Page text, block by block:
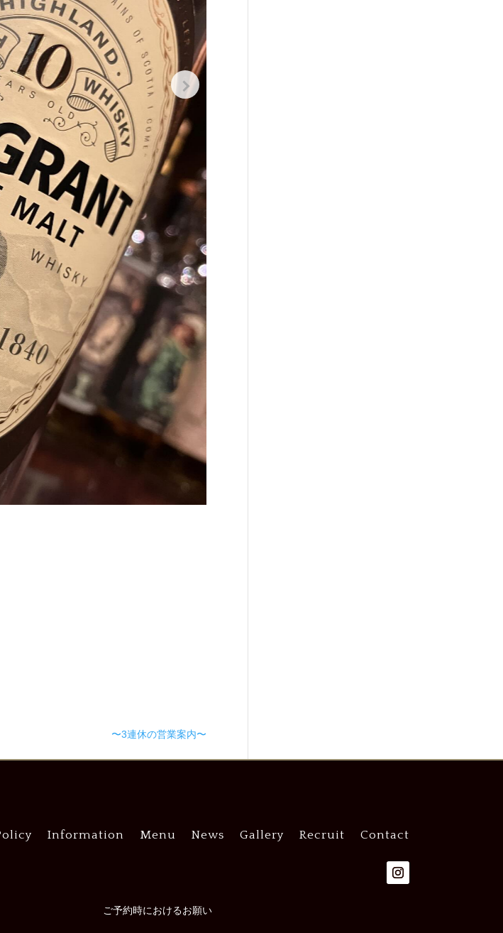
〜3連休の営業案内〜
Information Menu News Gallery Recruit Contact
ご予約時におけるお願い